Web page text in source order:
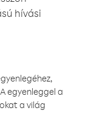
hívási
egyenleggel a
a világ